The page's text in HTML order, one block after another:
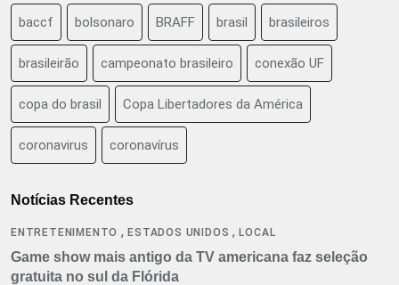
baccf bolsonaro BRAFF brasil brasileiros
brasileirão campeonato brasileiro conexão UF
copa do brasil Copa Libertadores da América
coronavirus coronavírus
Notícias Recentes
ENTRETENIMENTO ,ESTADOS UNIDOS ,LOCAL
Game show mais antigo da TV americana faz seleção
gratuita no sul da Flórida